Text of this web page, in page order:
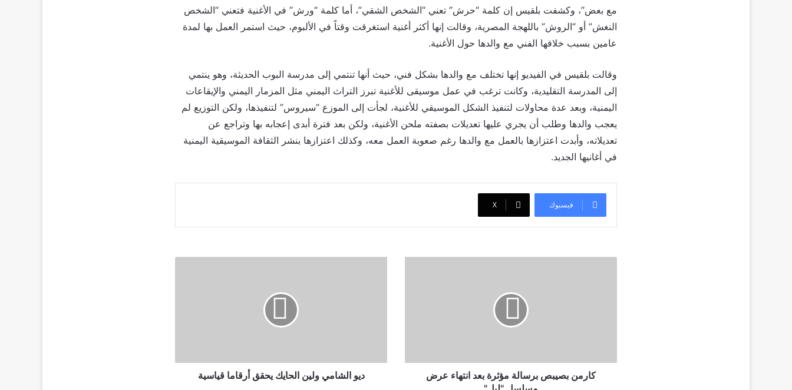
مع بعض”، وكشفت بلقيس إن كلمة “حرش” تعني “الشخص الشقي”، أما كلمة “ورش” في الأغنية فتعني “الشخص
النغش” أو “الروش” باللهجة المصرية، وقالت إنها أكثر أغنية استغرقت وقتاً في الألبوم، حيث استمر العمل بها لمدة
عامين بسبب خلافها الفني مع والدها حول الأغنية.
وقالت بلقيس في الفيديو إنها تختلف مع والدها بشكل فني، حيث أنها تنتمي إلى مدرسة البوب الحديثة، وهو ينتمي
إلى المدرسة التقليدية، وكانت ترغب في عمل موسيقى للأغنية تبرز التراث اليمني مثل المزمار اليمني والإيقاعات
اليمنية، وبعد عدة محاولات لتنفيذ الشكل الموسيقي للأغنية، لجأت إلى الموزع “سيروس” لتنفيذها، ولكن التوزيع لم
يعجب والدها وطلب أن يجري عليها تعديلات بصفته ملحن الأغنية، ولكن بعد فترة أبدى إعجابه بها وتراجع عن
تعديلاته، وأبدت اعتزازها بالعمل مع والدها رغم صعوبة العمل معه، وكذلك اعتزازها بنشر الثقافة الموسيقية اليمنية
في أغانيها الجديد.
فيسبوك ‫X
"ليل"
كارمن بصيبص برسالة مؤثرة بعد انتهاء عرض
ديو الشامي ولين الحايك يحقق أرقاما قياسية